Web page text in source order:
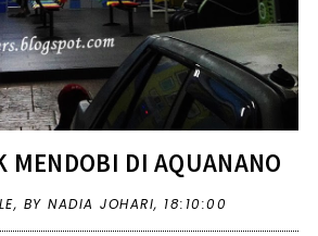
MENDOBI DI AQUANANO
, BY NADIA JOHARI, 18:10:00